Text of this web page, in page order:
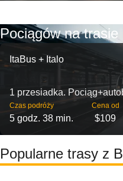
Pociągów na
ItaBus + Italo
1 przesiadka.
Czas podróży
5 godz. 38 min.
Cena od
$109
Popularne trasy z